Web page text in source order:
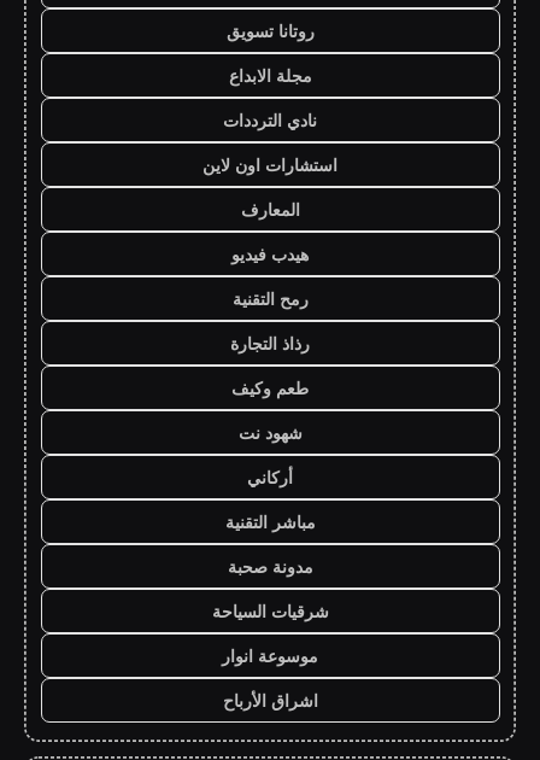
روتانا تسويق
مجلة الابداع
نادي الترددات
استشارات اون لاين
المعارف
هيدب فيديو
رمح التقنية
رذاذ التجارة
طعم وكيف
شهود نت
أركاني
مباشر التقنية
مدونة صحبة
شرقيات السياحة
موسوعة انوار
اشراق الأرباح